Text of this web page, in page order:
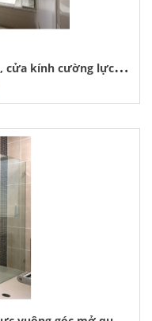
L
ắp đặt vách tắm kính cường lực, cửa kính cường lực cho bồn tắm